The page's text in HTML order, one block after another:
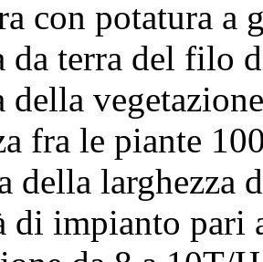
con potatura a
da terra del filo
della
fra le piante
della larghezza
di impianto pari